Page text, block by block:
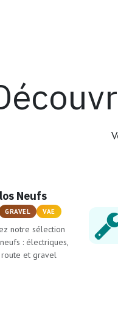
Neufs
GRAVEL VAE
notre sélection
: électriques,
route et gravel